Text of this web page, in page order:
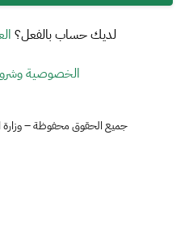
لديك حساب بالفعل؟
الخصوصية
جميع الحقوق محفوظة – وزارة